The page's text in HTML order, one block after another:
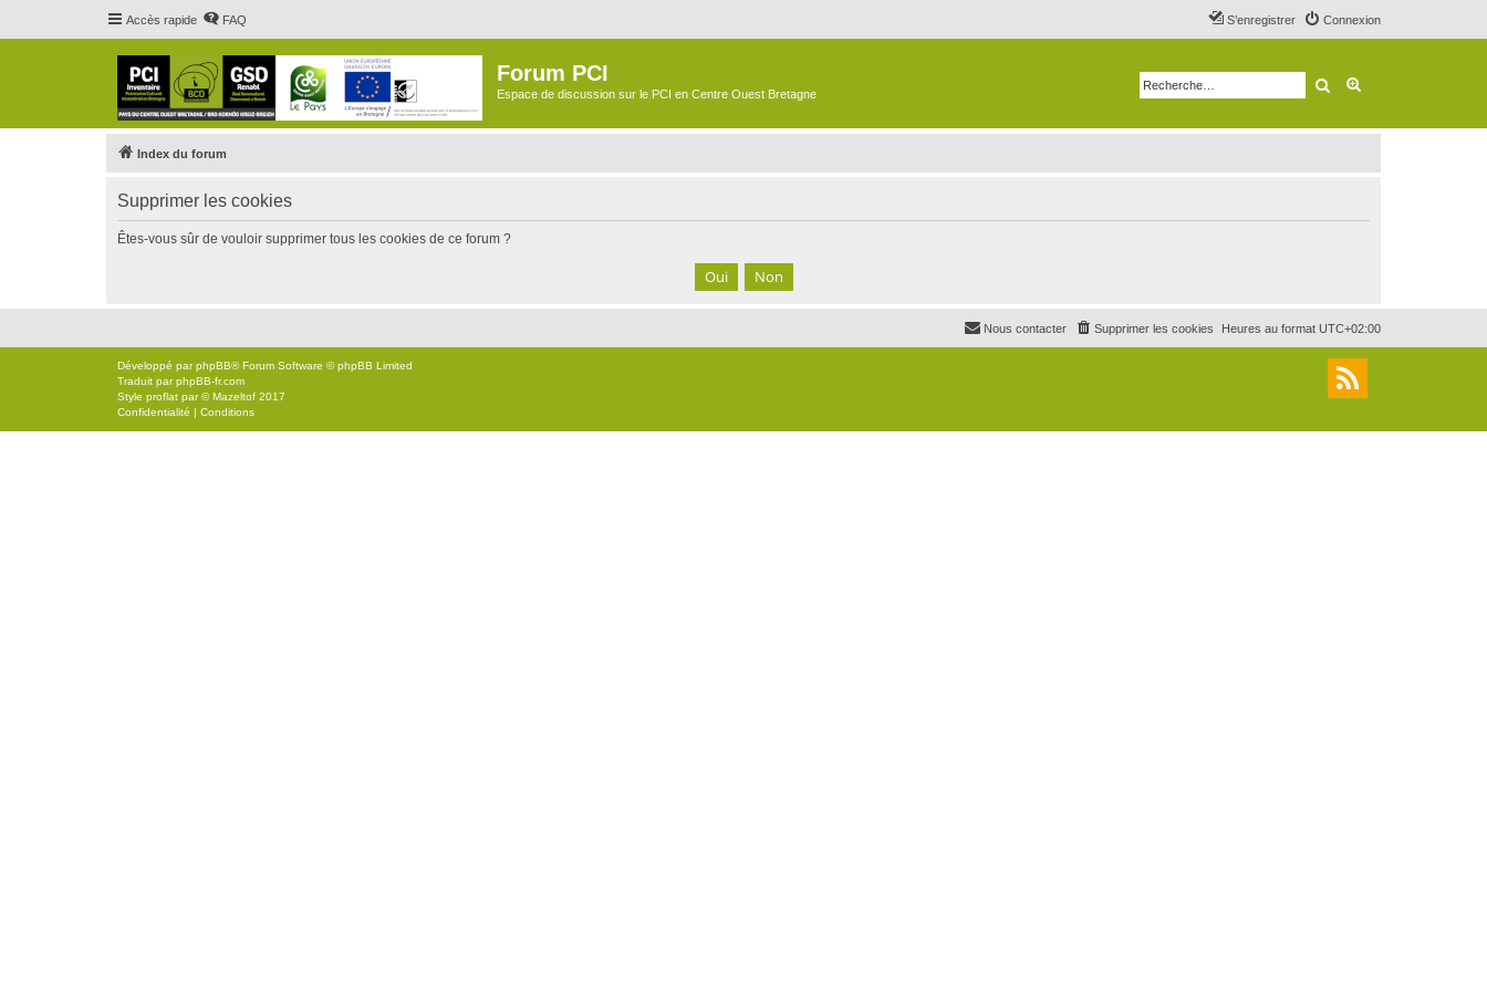
Accès rapide FAQ Connexion
S’enregistrer
Forum PCI
Espace de discussion sur le PCI en Centre Ouest Bretagne Rechercher
Index du forum
Supprimer les cookies
Êtes-vous sûr de vouloir supprimer tous les cookies de ce forum ?
Heures au format UTC+02:00
Supprimer les cookies
Nous contacter
Développé parphpBB® Forum Software © phpBB Limited
Traduit parphpBB-fr.com
Style proflat par ©Mazeltof 2017
Confidentialité | Conditions